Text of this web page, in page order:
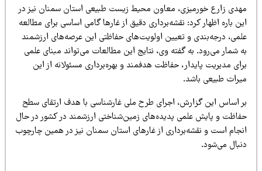
زارع خورمیزی، معاون محیط زیست طبیعی استان سمنان نیز در
باره اظهار کرد: نقشه‌برداری دقیق از غارها گامی اساسی برای مطالعه
درجه‌بندی و تعیین اولویت‌های حفاظتی این عرصه‌های ارزشمند
شمار می‌رود. به گفته وی، نتایج این مطالعات می‌تواند مبنای علمی
مدیریت پایدار، حفاظت هدفمند و بهره‌برداری مسئولانه از این
طبیعی باشد.
اساس این گزارش، اجرای طرح ملی غارشناسی با هدف ارتقای سطح
و پایش علمی پدیده‌های زمین‌شناختی ارزشمند در کشور در حال
است و نقشه‌برداری از غارهای استان سمنان نیز در همین چارچوب
می‌شود.